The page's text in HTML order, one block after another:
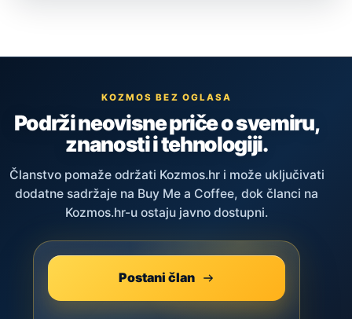
KOZMOS BEZ OGLASA
Podrži neovisne priče o svemiru,
znanosti i tehnologiji.
Članstvo pomaže održati Kozmos.hr i može uključivati
dodatne sadržaje na Buy Me a Coffee, dok članci na
Kozmos.hr-u ostaju javno dostupni.
Postani član